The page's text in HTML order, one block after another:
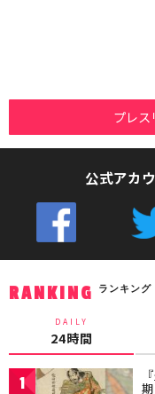
プレス
公式アカ
RANKING ランキング
DAILY
24時間
1